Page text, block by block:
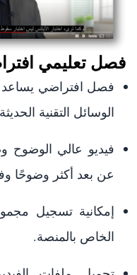
فصل تعليمي
فصل افتراضي
الوسائل التقنية
فيديو عالي الوضوح
عن بعد أكثر وضوحًا
إمكانية تسجيل
الخاص بالمنصة.